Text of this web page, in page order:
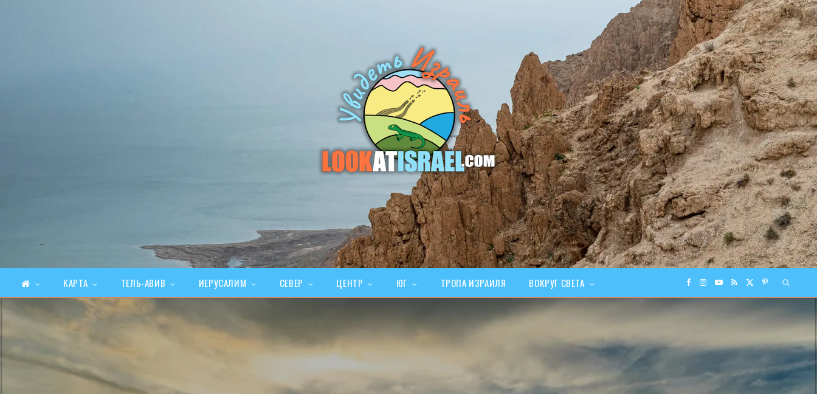
F I Y R P
КАРТА ТЕЛЬ-АВИВ ИЕРУСАЛИМ СЕВЕР ЦЕНТР ЮГ ТРОПА ИЗРАИЛЯ ВОКРУГ СВЕТА